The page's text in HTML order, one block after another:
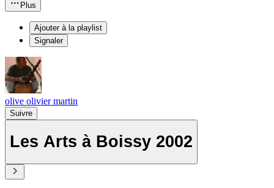
Plus
Ajouter à la playlist
Signaler
olive olivier martin
Suivre
Les Arts à Boissy 2002